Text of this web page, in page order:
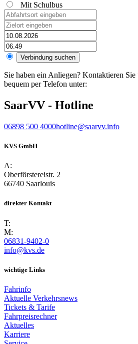
Mit Schulbus
Sie haben ein Anliegen? Kontaktieren Sie
bequem per Telefon unter:
SaarVV - Hotline
06898 500 4000hotline@saarvv.info
KVS GmbH
A:
Oberförstereistr. 2
66740 Saarlouis
direkter Kontakt
T:
M:
06831-9402-0
info@kvs.de
wichtige Links
Fahrinfo
Aktuelle Verkehrsnews
Tickets & Tarife
Fahrpreisrechner
Aktuelles
Karriere